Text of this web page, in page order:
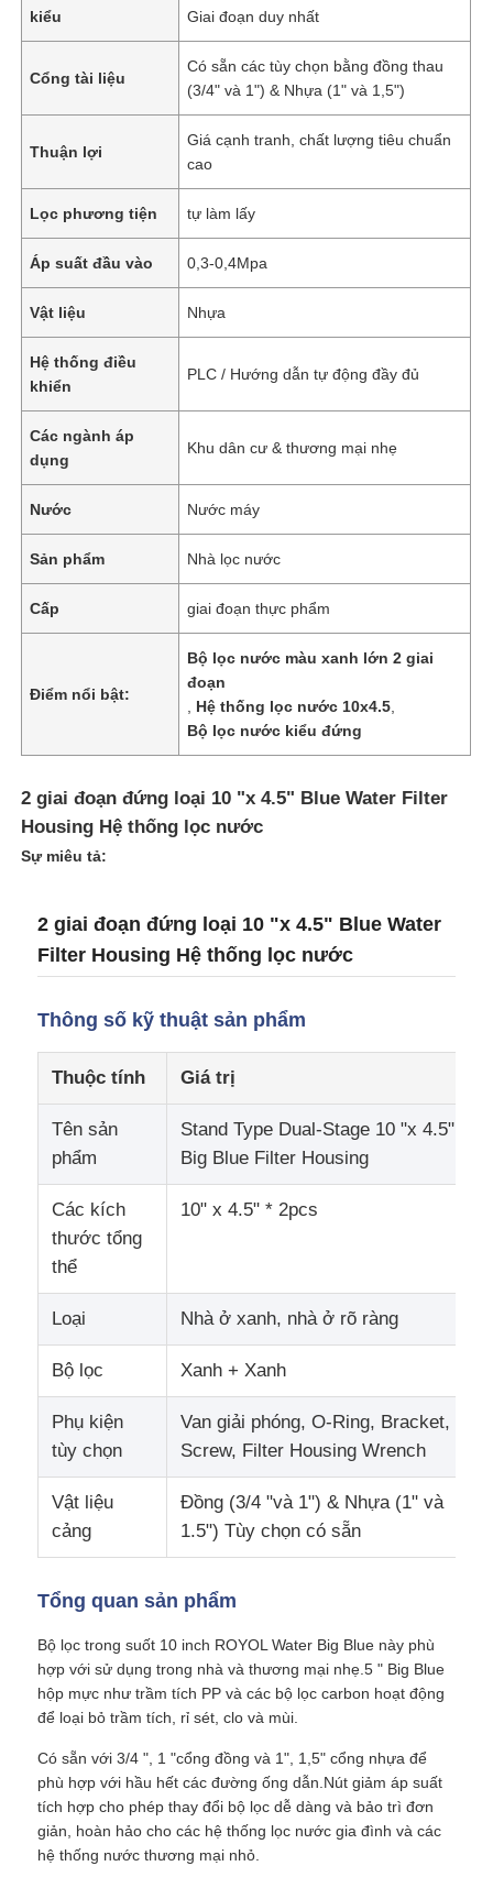
Sản phẩm
Về chúng tôi
Kiểm soát chất lượng
Liên hệ chúng tôi
Tin tức
Hệ thống RO
Làm mềm nước
Nhà lọc nước
Máy lọc nước
Màng RO dân dụng
Máy khử trùng nước tia cực tím
Màng RO công nghiệp
kiểu Giai đoạn duy nhất
Cổng tài liệu
Có sẵn các tùy chọn bằng đồng thau
(3/4" và 1") & Nhựa (1" và 1,5")
Thuận lợi
Giá cạnh tranh, chất lượng tiêu chuẩn
cao
Lọc phương tiện tự làm lấy
Áp suất đầu vào 0,3-0,4Mpa
Vật liệu Nhựa
Hệ thống điều
khiển
PLC / Hướng dẫn tự động đầy đủ
Các ngành áp
dụng
Khu dân cư & thương mại nhẹ
Nước Nước máy
Sản phẩm Nhà lọc nước
Cấp giai đoạn thực phẩm
Điểm nổi bật:
Bộ lọc nước màu xanh lớn 2 giai
đoạn
Hệ thống lọc nước 10x4.5
Bộ lọc nước kiểu đứng
2 giai đoạn đứng loại 10 "x 4.5" Blue Water Filter
Housing Hệ thống lọc nước
Sự miêu tả:
2 giai đoạn đứng loại 10 "x 4.5" Blue Water
Filter Housing Hệ thống lọc nước
Thông số kỹ thuật sản phẩm
Thuộc tính Giá trị
Tên sản
phẩm
Stand Type Dual-Stage 10 "x 4.5"
Big Blue Filter Housing
Các kích
thước tổng
thể
10" x 4.5" * 2pcs
Loại Nhà ở xanh, nhà ở rõ ràng
Bộ lọc Xanh + Xanh
Phụ kiện
tùy chọn
Van giải phóng, O-Ring, Bracket,
Screw, Filter Housing Wrench
Vật liệu
cảng
Đồng (3/4 "và 1") & Nhựa (1" và
1.5") Tùy chọn có sẵn
Tổng quan sản phẩm
Bộ lọc trong suốt 10 inch ROYOL Water Big Blue này phù
hợp với sử dụng trong nhà và thương mại nhẹ.5 " Big Blue
hộp mực như trầm tích PP và các bộ lọc carbon hoạt động
để loại bỏ trầm tích, rỉ sét, clo và mùi.
Có sẵn với 3/4 ", 1 "cổng đồng và 1", 1,5" cổng nhựa để
phù hợp với hầu hết các đường ống dẫn.Nút giảm áp suất
tích hợp cho phép thay đổi bộ lọc dễ dàng và bảo trì đơn
giản, hoàn hảo cho các hệ thống lọc nước gia đình và các
hệ thống nước thương mại nhỏ.